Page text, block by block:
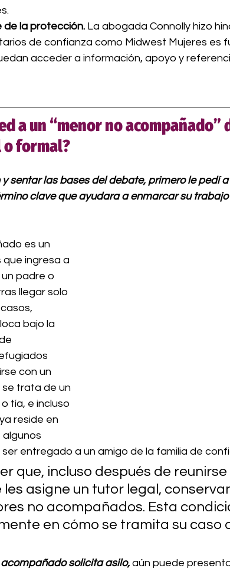
de la protección. La abogada Connolly hizo
de confianza como Midwest Mujeres es
acceder a información, apoyo y
a un “menor no acompañado”
o formal?
sentar las bases del debate, primero le pedí
clave que ayudara a enmarcar su
es un
que ingresa a
padre o
llegar solo
bajo la
con un
se trata de un
tía, e incluso
reside en
algunos
entregado a un amigo de la familia de
que, incluso después de reunirse
asigne un tutor legal,
no acompañados. Esta
en cómo se tramita su caso
solicita asilo, aún puede